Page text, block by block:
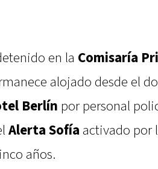
en la Comisaría
alojado desde el
Berlín por personal
Alerta Sofía activado por
años.